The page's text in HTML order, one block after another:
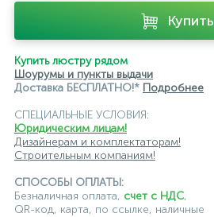
Купить
Купить люстру рядом
Шоурумы и пункты выдачи
Доставка БЕСПЛАТНО!* Подробнее
СПЕЦИАЛЬНЫЕ УСЛОВИЯ:
Юридическим лицам!
Дизайнерам и комплектаторам!
Строительным компаниям!
СПОСОБЫ ОПЛАТЫ:
Безналичная оплата, счет с НДС,
QR-код, карта, по ссылке, наличные